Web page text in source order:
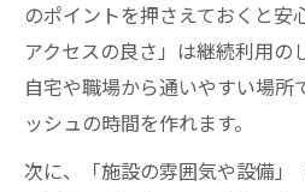
のポイントを押さえておくと安
アクセスの良さ」は継続利用の
自宅や職場から通いやすい場
ッシュの時間を作れます。
次に、「施設の雰囲気や設備」